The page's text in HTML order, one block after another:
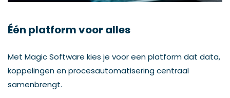
Één platform voor alles
Met Magic Software kies je voor een platform dat data,
koppelingen en procesautomatisering centraal
samenbrengt.